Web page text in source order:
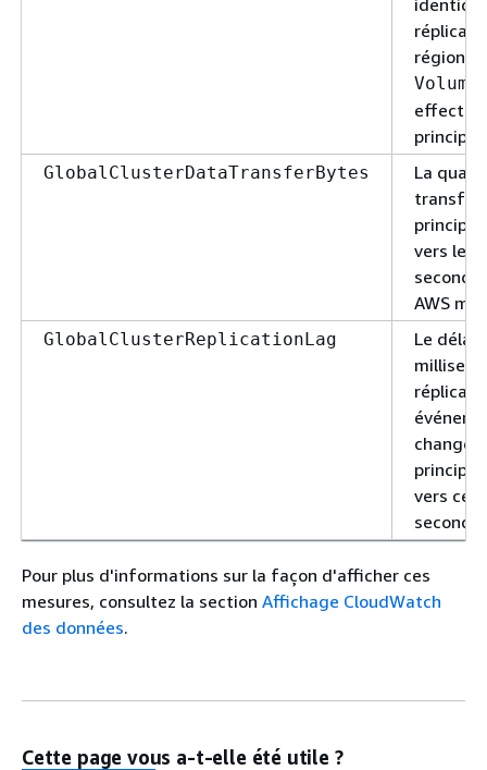
région
GlobalClusterDataTransferBytes
La
principal
vers le
AWS
GlobalClusterReplicationLag
Le délai,
principal
vers
Pour plus d'informations sur la façon d'afficher ces
mesures, consultez la section Affichage CloudWatch
des données.
Cette page vous a-t-elle été utile ?